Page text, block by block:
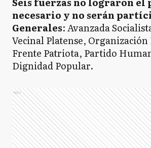
necesario y no serán
Generales: Avanzada
Vecinal Platense,
Frente Patriota, Partido
Dignidad Popular.
Ads